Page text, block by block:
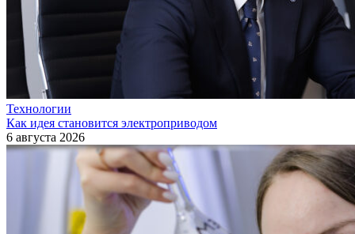
Технологии
Как идея становится электроприводом
6 августа 2026